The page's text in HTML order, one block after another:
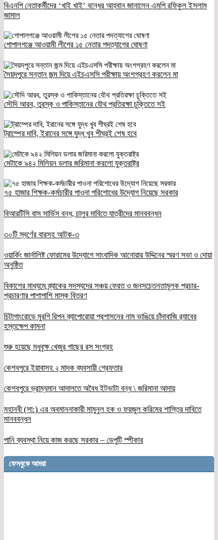
বিএনপি নেতাকর্মীদের ‘খাই খাই’ বন্ধের আহ্বান জানালেন এমপি রফিকুল ইসলাম
জামাল
গোপালগঞ্জে আওয়ামী লীগের ১৫ নেতার পদত্যাগের ঘোষণা
সৈয়দপুরে সন্তান জন্ম দিয়ে এইচএসসি পরীক্ষায় অংশগ্রহণ করলেন মা
সৌদি আরব, তুরস্ক ও পাকিস্তানের যৌথ প্রতিরক্ষা চুক্তিতে সই
ট্রাম্পের দাবি, ইরানের সঙ্গে যুদ্ধ খুব শীঘ্রই শেষ হবে
মেটাকে ৯৪২ মিলিয়ন ডলার জরিমানা করলো যুক্তরাষ্ট্র
৭৫ হাজার শিক্ষক-কর্মচারীর পাওনা পরিশোধের উদ্যোগ নিয়েছে সরকার
বিআরটিসি বাস সার্ভিস বন্ধ, চালুর দাবিতে যাত্রীদের মানববন্ধন
৩০টি স্বর্ণের বারসহ আটক-৩
ওয়ার্কিং জার্নালিষ্ট ফোরামের উদ্যোগে সাংবাদিক আনোয়ার উদ্দিনের স্মরণ সভা ও দোয়া
অনুষ্ঠিত
বিকাশের মাধ্যমে ব্র্যাকের সদস্যদের সঞ্চয় ফেরত ও জনসচেতনতামূলক প্রচার-
প্রচারণার পাশাপাশি মাস্ক বিতরণ
চিটাগাংরোডে মুরগি রিপন ব্যাপোরোয়া প্রশাসনের নাম ভাঙিয়ে চাঁদাবাজি র‌্যাবের
হস্তক্ষেপ কামনা
শুরু হয়েছে মধুবৃক্ষ খেজুর গাছের রস সংগ্রহ
কেশবপুরে ইয়াবাসহ ২ মাদক ব্যবসায়ী গ্রেফতার
কেশবপুরে ভ্রাম্যমান আদালতে অবৈধ ইটভাটা বন্ধ \ জরিমানা আদায়
মহানবী (সা:) এর অবমাননাকারী মামুনুল হক ও ফয়জুল করিমের শাস্তির দাবিতে
মানববন্ধন
পানি ব্যবস্থা নিয়ে কাজ করছে সরকার – ডেপুটি স্পীকার
ফেসবুকে আমরা